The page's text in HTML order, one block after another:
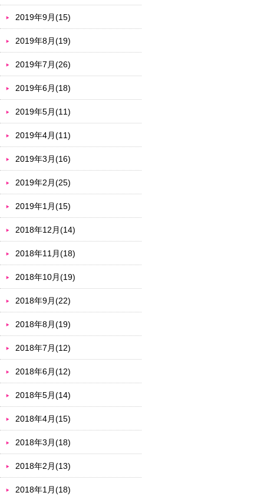
2019年9月(15)
2019年8月(19)
2019年7月(26)
2019年6月(18)
2019年5月(11)
2019年4月(11)
2019年3月(16)
2019年2月(25)
2019年1月(15)
2018年12月(14)
2018年11月(18)
2018年10月(19)
2018年9月(22)
2018年8月(19)
2018年7月(12)
2018年6月(12)
2018年5月(14)
2018年4月(15)
2018年3月(18)
2018年2月(13)
2018年1月(18)